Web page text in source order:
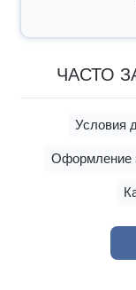
ЧАСТО
Условия
Оформление